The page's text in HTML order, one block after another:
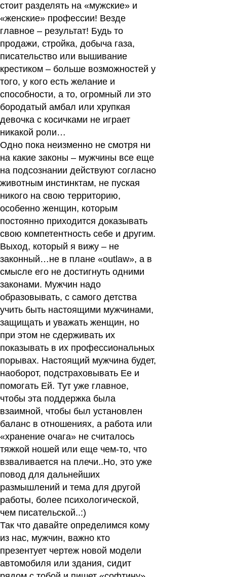
стоит разделять на «мужские» и
«женские» профессии! Везде
главное – результат! Будь то
продажи, стройка, добыча газа,
писательство или вышивание
крестиком – больше возможностей у
того, у кого есть желание и
способности, а то, огромный ли это
бородатый амбал или хрупкая
девочка с косичками не играет
никакой роли…
Одно пока неизменно не смотря ни
на какие законы – мужчины все еще
на подсознании действуют согласно
животным инстинктам, не пуская
никого на свою территорию,
особенно женщин, которым
постоянно приходится доказывать
свою компетентность себе и другим.
Выход, который я вижу – не
законный…не в плане «outlaw», а в
смысле его не достигнуть одними
законами. Мужчин надо
образовывать, с самого детства
учить быть настоящими мужчинами,
защищать и уважать женщин, но
при этом не сдерживать их
показывать в их профессиональных
порывах. Настоящий мужчина будет,
наоборот, подстраховывать Ее и
помогать Ей. Тут уже главное,
чтобы эта поддержка была
взаимной, чтобы был установлен
баланс в отношениях, а работа или
«хранение очага» не считалось
тяжкой ношей или еще чем-то, что
взваливается на плечи..Но, это уже
повод для дальнейших
размышлений и тема для другой
работы, более психологической,
чем писательской..:)
Так что давайте определимся кому
из нас, мужчин, важно кто
презентует чертеж новой модели
автомобиля или здания, сидит